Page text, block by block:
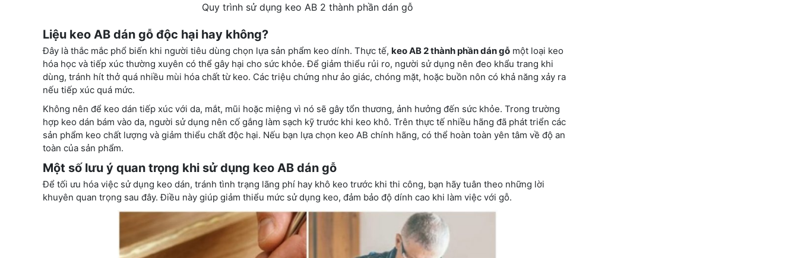
Quy trình sử dụng keo AB 2 thành phần dán gỗ
Liệu keo AB dán gỗ độc hại hay không?
Đây là thắc mắc phổ biến khi người tiêu dùng chọn lựa sản phẩm keo dính. Thực tế, keo AB 2 thành phần dán gỗ một loại keo
hóa học và tiếp xúc thường xuyên có thể gây hại cho sức khỏe. Để giảm thiểu rủi ro, người sử dụng nên đeo khẩu trang khi
dùng, tránh hít thở quá nhiều mùi hóa chất từ keo. Các triệu chứng như ảo giác, chóng mặt, hoặc buồn nôn có khả năng xảy ra
nếu tiếp xúc quá mức.
Không nên để keo dán tiếp xúc với da, mắt, mũi hoặc miệng vì nó sẽ gây tổn thương, ảnh hưởng đến sức khỏe. Trong trường
hợp keo dán bám vào da, người sử dụng nên cố gắng làm sạch kỹ trước khi keo khô. Trên thực tế nhiều hãng đã phát triển các
sản phẩm keo chất lượng và giảm thiểu chất độc hại. Nếu bạn lựa chọn keo AB chính hãng, có thể hoàn toàn yên tâm về độ an
toàn của sản phẩm.
Một số lưu ý quan trọng khi sử dụng keo AB dán gỗ
Để tối ưu hóa việc sử dụng keo dán, tránh tình trạng lãng phí hay khô keo trước khi thi công, bạn hãy tuân theo những lời
khuyên quan trọng sau đây. Điều này giúp giảm thiểu mức sử dụng keo, đảm bảo độ dính cao khi làm việc với gỗ.